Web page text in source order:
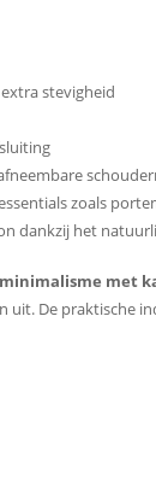
stevigheid
zoals
dankzij het
met
De praktische